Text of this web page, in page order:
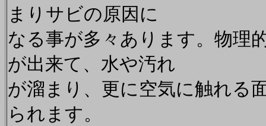
まりサビの原因に
なる事が多々あります。物理
が出来て、水や汚れ
が溜まり、更に空気に触れる
られます。